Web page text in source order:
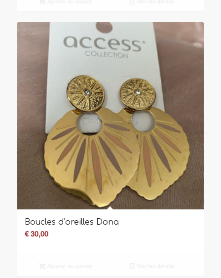
Boucles d’oreilles Dona
€30,00